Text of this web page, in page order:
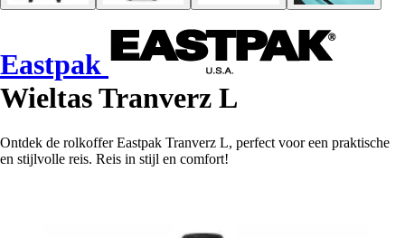
Eastpak
Wieltas Tranverz L
Ontdek de rolkoffer Eastpak Tranverz L, perfect voor een praktische
en stijlvolle reis. Reis in stijl en comfort!